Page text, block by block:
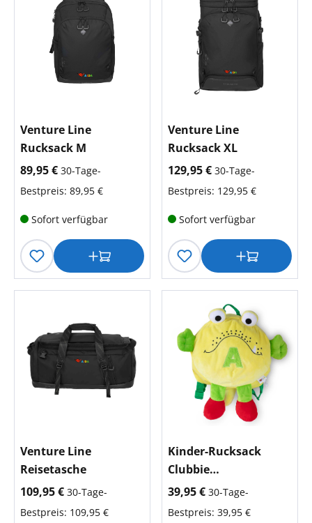
Venture Line
Rucksack M
aktueller Preis:
89,95 € 30-Tage-
Bestpreis: 89,95 €
Sofort verfügbar
Venture Line
Rucksack XL
aktueller Preis:
129,95 € 30-Tage-
Bestpreis: 129,95 €
Sofort verfügbar
Venture Line
Reisetasche
aktueller Preis:
109,95 € 30-Tage-
Bestpreis: 109,95 €
Kinder-Rucksack
Clubbie
Achwasachwas
aktueller Preis:
39,95 € 30-Tage-
Bestpreis: 39,95 €